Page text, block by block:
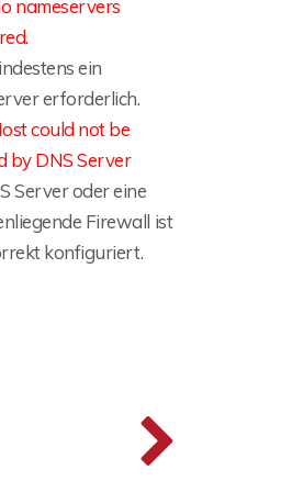
nameservers
ein
erforderlich.
could not be
by DNS Server
Server oder eine
Firewall ist
konfiguriert.